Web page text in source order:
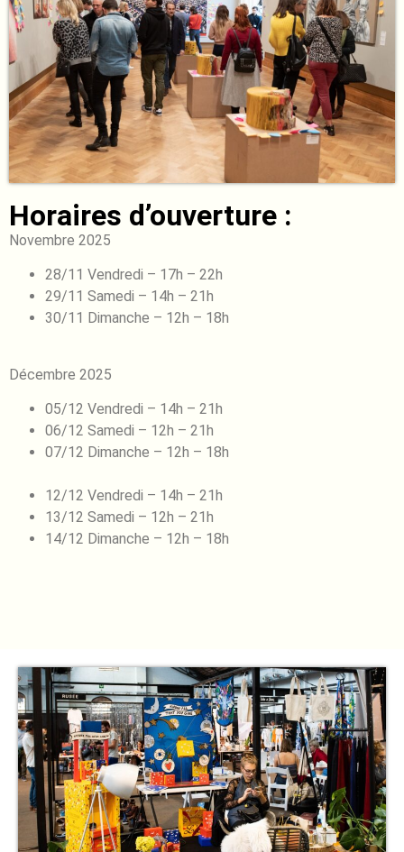
Horaires d’ouverture :
Novembre 2025
28/11 Vendredi – 17h – 22h
29/11 Samedi – 14h – 21h
30/11 Dimanche – 12h – 18h
Décembre 2025
05/12 Vendredi – 14h – 21h
06/12 Samedi – 12h – 21h
07/12 Dimanche – 12h – 18h
12/12 Vendredi – 14h – 21h
13/12 Samedi – 12h – 21h
14/12 Dimanche – 12h – 18h